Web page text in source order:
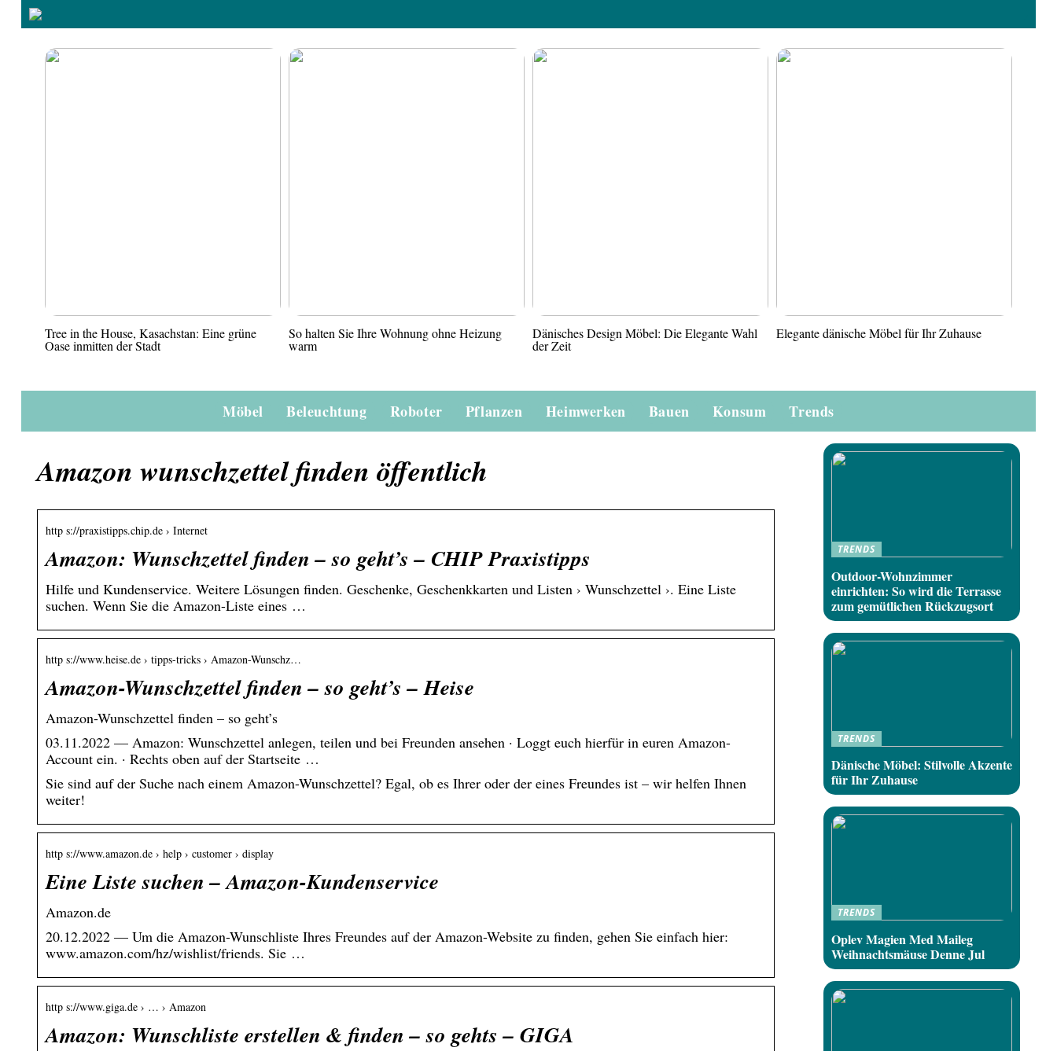
Tree in the House, Kasachstan: Eine grüne
Oase inmitten der Stadt
So halten Sie Ihre Wohnung ohne Heizung
warm
Dänisches Design Möbel: Die Elegante Wahl
der Zeit
Elegante dänische Möbel für Ihr Zuhause
Möbel Beleuchtung Roboter Pflanzen Heimwerken Bauen Konsum Trends
Amazon wunschzettel finden öffentlich
http s://praxistipps.chip.de › Internet
Amazon: Wunschzettel finden – so geht’s – CHIP Praxistipps
Hilfe und Kundenservice. Weitere Lösungen finden. Geschenke, Geschenkkarten und Listen › Wunschzettel ›. Eine Liste
suchen. Wenn Sie die Amazon-Liste eines …
http s://www.heise.de › tipps-tricks › Amazon-Wunschz…
Amazon-Wunschzettel finden – so geht’s – Heise
Amazon-Wunschzettel finden – so geht’s
03.11.2022 — Amazon: Wunschzettel anlegen, teilen und bei Freunden ansehen · Loggt euch hierfür in euren Amazon-
Account ein. · Rechts oben auf der Startseite …
Sie sind auf der Suche nach einem Amazon-Wunschzettel? Egal, ob es Ihrer oder der eines Freundes ist – wir helfen Ihnen
weiter!
http s://www.amazon.de › help › customer › display
Eine Liste suchen – Amazon-Kundenservice
Amazon.de
20.12.2022 — Um die Amazon-Wunschliste Ihres Freundes auf der Amazon-Website zu finden, gehen Sie einfach hier:
www.amazon.com/hz/wishlist/friends. Sie …
http s://www.giga.de › … › Amazon
Amazon: Wunschliste erstellen & finden – so gehts – GIGA
TRENDS
Outdoor-Wohnzimmer
einrichten: So wird die Terrasse
zum gemütlichen Rückzugsort
TRENDS
Dänische Möbel: Stilvolle Akzente
für Ihr Zuhause
TRENDS
Oplev Magien Med Maileg
Weihnachtsmäuse Denne Jul